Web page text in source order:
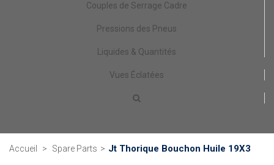
Couples de Serrage Cadre
Pressions des Pneus
Liquides & Quantités
Vues Éclatées
Accueil > Spare Parts > Jt Thorique Bouchon Huile 19X3